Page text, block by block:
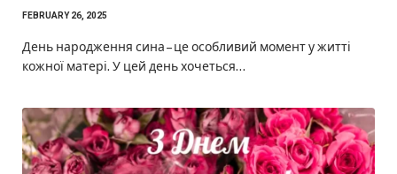
FEBRUARY 26, 2025
День народження сина – це особливий момент у житті
кожної матері. У цей день хочеться…